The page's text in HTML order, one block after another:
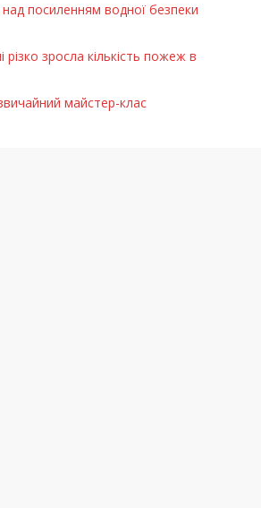
посиленням водної безпеки
зросла кількість пожеж в
майстер-клас